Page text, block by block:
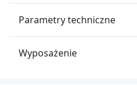
Parametry techniczne
Wyposażenie